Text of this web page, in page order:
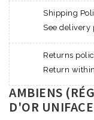
Shipping
See delivery
Returns
Return
AMBIENS
D'OR UNIFACE